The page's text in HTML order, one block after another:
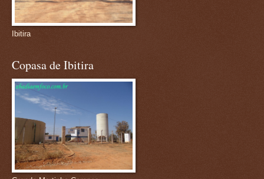
Ibitira
Copasa de Ibitira